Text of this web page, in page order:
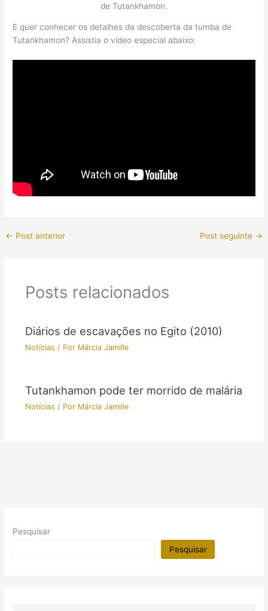
de Tutankhamon.
E quer conhecer os detalhes da descoberta da tumba de
Tutankhamon? Assistia o vídeo especial abaixo:
← Post anterior Post seguinte →
Posts relacionados
Diários de escavações no Egito (2010)
Notícias / Por Márcia Jamille
Tutankhamon pode ter morrido de malária
Notícias / Por Márcia Jamille
Pesquisar
Pesquisar